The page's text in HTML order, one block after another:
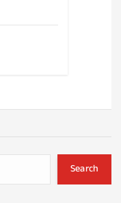
Search